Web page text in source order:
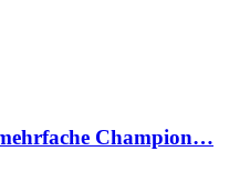
Champion…